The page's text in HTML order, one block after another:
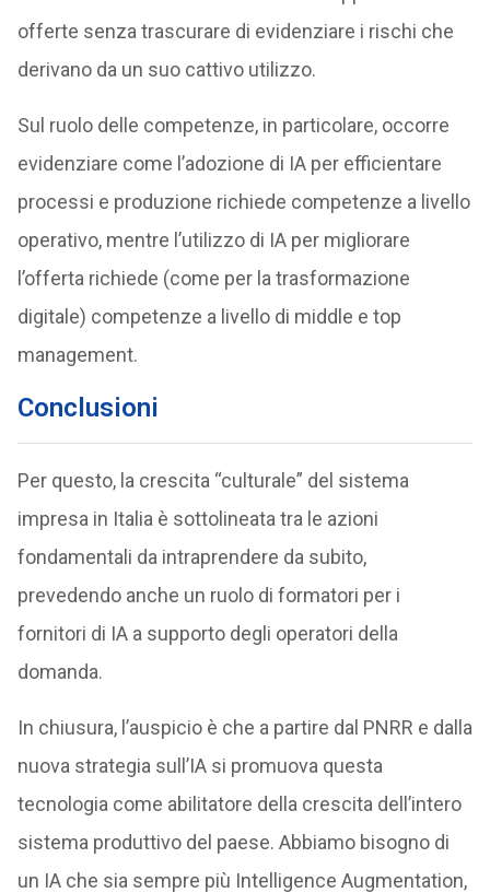
offerte senza trascurare di evidenziare i rischi che
derivano da un suo cattivo utilizzo.
Sul ruolo delle competenze, in particolare, occorre
evidenziare come l’adozione di IA per efficientare
processi e produzione richiede competenze a livello
operativo, mentre l’utilizzo di IA per migliorare
l’offerta richiede (come per la trasformazione
digitale) competenze a livello di middle e top
management.
Conclusioni
Per questo, la crescita “culturale” del sistema
impresa in Italia è sottolineata tra le azioni
fondamentali da intraprendere da subito,
prevedendo anche un ruolo di formatori per i
fornitori di IA a supporto degli operatori della
domanda.
In chiusura, l’auspicio è che a partire dal PNRR e dalla
nuova strategia sull’IA si promuova questa
tecnologia come abilitatore della crescita dell’intero
sistema produttivo del paese. Abbiamo bisogno di
un IA che sia sempre più Intelligence Augmentation,